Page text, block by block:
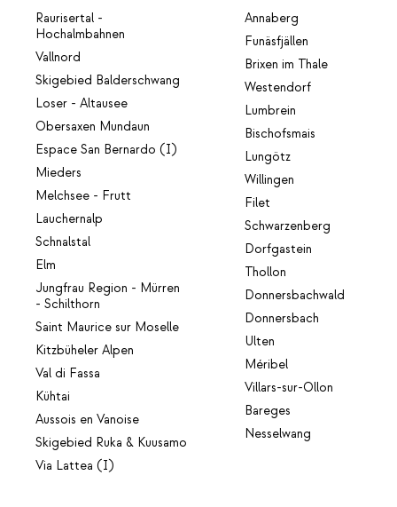
Raurisertal -
Hochalmbahnen
Vallnord
Skigebied Balderschwang
Loser - Altausee
Obersaxen Mundaun
Espace San Bernardo (I)
Mieders
Melchsee - Frutt
Lauchernalp
Schnalstal
Elm
Jungfrau Region - Mürren
- Schilthorn
Saint Maurice sur Moselle
Kitzbüheler Alpen
Val di Fassa
Kühtai
Aussois en Vanoise
Skigebied Ruka & Kuusamo
Via Lattea (I)
Annaberg
Funäsfjällen
Brixen im Thale
Westendorf
Lumbrein
Bischofsmais
Lungötz
Willingen
Filet
Schwarzenberg
Dorfgastein
Thollon
Donnersbachwald
Donnersbach
Ulten
Méribel
Villars-sur-Ollon
Bareges
Nesselwang